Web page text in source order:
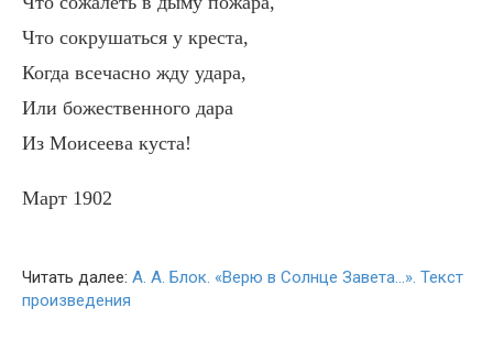
Что сокрушаться у креста,
Когда всечасно жду удара,
Или божественного дара
Из Моисеева куста!
Март 1902
Читать далее: А. А. Блок. «Верю в Солнце Завета…». Текст
произведения